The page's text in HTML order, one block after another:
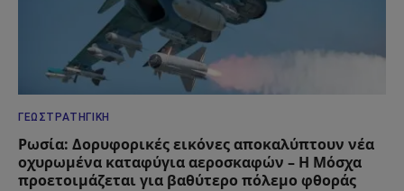
ΓΕΩΣΤΡΑΤΗΓΙΚΉ
Ρωσία: Δορυφορικές εικόνες αποκαλύπτουν νέα
οχυρωμένα καταφύγια αεροσκαφών – Η Μόσχα
προετοιμάζεται για βαθύτερο πόλεμο φθοράς